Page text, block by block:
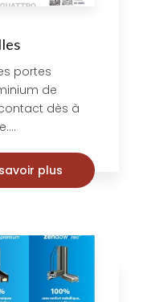
portes
de
dès à
plus